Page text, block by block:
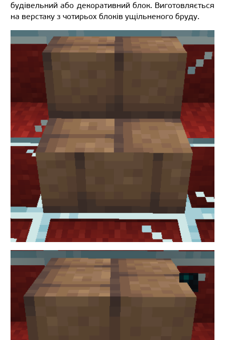
будівельний або декоративний блок. Виготовляється
на верстаку з чотирьох блоків ущільненого бруду.